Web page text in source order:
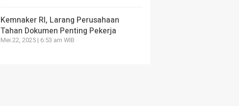
Kemnaker RI, Larang Perusahaan
Tahan Dokumen Penting Pekerja
Mei 22, 2025 | 6:53 am WIB